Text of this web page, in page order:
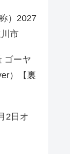
）2027
市
ゴーヤ
）【裏
2日オ